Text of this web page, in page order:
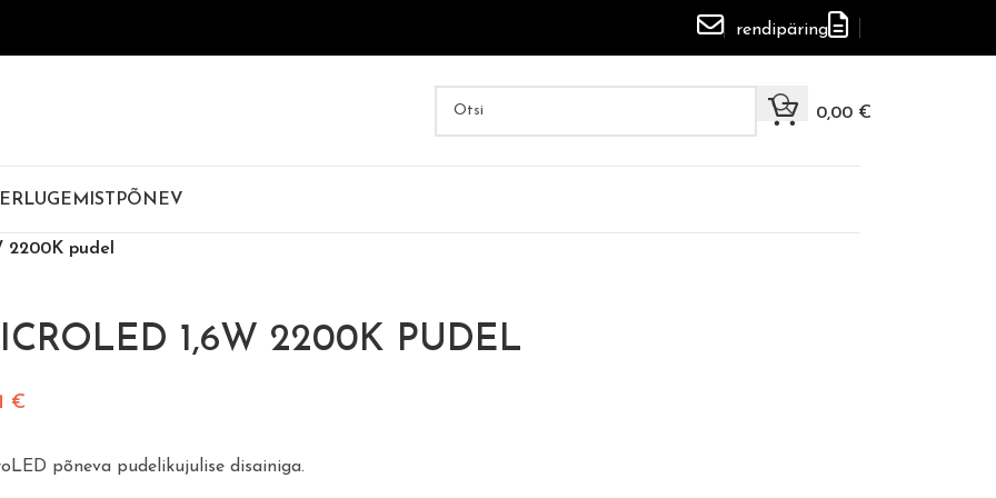
rendipäring
0,00 €
LUGEMIST PÕNEV
2200K pudel
1,6W 2200K PUDEL
€
põneva pudelikujulise disainiga.